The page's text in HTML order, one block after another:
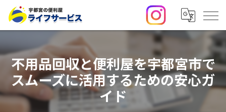
不用品回収と便利屋を宇都宮市で
スムーズに活用するための安心ガ
イド